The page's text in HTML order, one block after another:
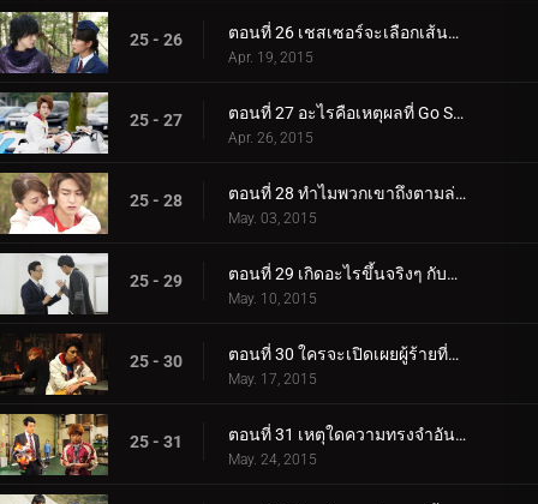
25 - 26 ตอนที่ 26 เชสเซอร์จะเลือกเส้นทางไหน?
Apr. 19, 2015
25 - 27 ตอนที่ 27 อะไรคือเหตุผลที่ Go Shijima Fights?
Apr. 26, 2015
25 - 28 ตอนที่ 28 ทำไมพวกเขาถึงตามล่าครอบครัวของฉัน?
May. 03, 2015
25 - 29 ตอนที่ 29 เกิดอะไรขึ้นจริงๆ กับการปล้น?
May. 10, 2015
25 - 30 ตอนที่ 30 ใครจะเปิดเผยผู้ร้ายที่แท้จริง?
May. 17, 2015
25 - 31 ตอนที่ 31 เหตุใดความทรงจำอันล้ำค่าจึงหายไป?
May. 24, 2015